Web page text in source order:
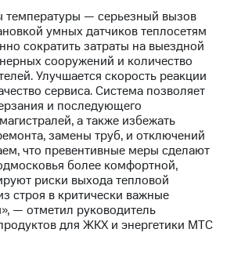
температуры — серьезный вызов
умных датчиков теплосетям
сократить затраты на выездной
сооружений и количество
Улучшается скорость реакции
сервиса. Система позволяет
и последующего
а также избежать
замены труб, и отключений
что превентивные меры сделают
более комфортной,
риски выхода тепловой
строя в критически важные
— отметил руководитель
для ЖКХ и энергетики МТС